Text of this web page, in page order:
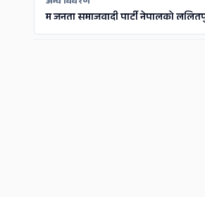
म जनता समाजवादी पार्टी नेपालको